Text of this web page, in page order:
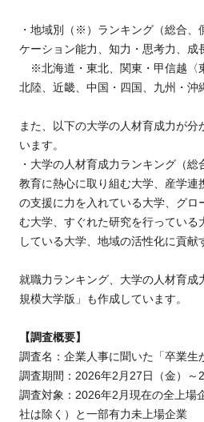
・地域別（※）ランキング（総合、
ケーション能力、知力・思考力、成
※北海道・東北、関東・甲信越〈
北陸、近畿、中国・四国、九州・沖
また、以下の大学の人材育成力が
います。
・大学の人材育成力ランキング（
教育に熱心に取り組む大学、産学連
の支援に力を入れている大学、グロ
む大学、すぐれた研究を行っている
している大学、地域の活性化に貢献
就職力ランキング、大学の人材育成
規模大学版」も作成しています。
【調査概要】
調査名：企業人事に聞いた「卒業生
調査期間：2026年2月27日（金）～
調査対象：2026年2月現在の全上場
社は除く）と一部有力未上場企業